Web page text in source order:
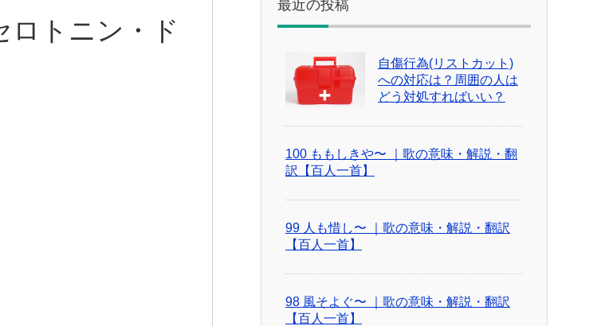
ロトニン・ド
最近の投稿
自傷行為(リストカット)
への対応は？周囲の人は
どう対処すればいい？
100 ももしきや〜 ｜歌の意味・解説・翻
訳【百人一首】
99 人も惜し〜 ｜歌の意味・解説・翻訳
【百人一首】
98 風そよぐ〜 ｜歌の意味・解説・翻訳
【百人一首】